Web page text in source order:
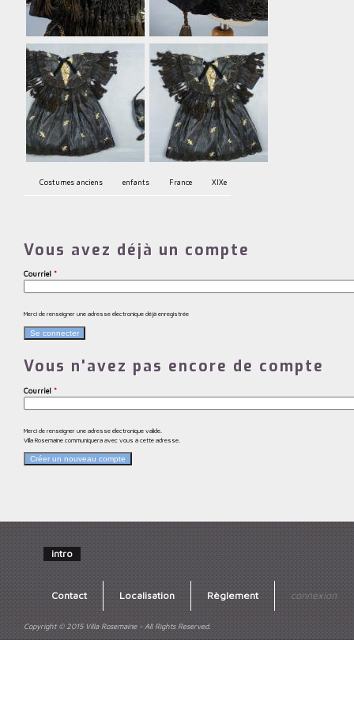
Costumes anciens enfants France XIXe
Vous avez déjà un compte
Courriel *
Merci de renseigner une adresse électronique déjà enregistrée
Vous n'avez pas encore de compte
Courriel *
Merci de renseigner une adresse électronique valide.
Villa Rosemaine communiquera avec vous à cette adresse.
intro
Contact Localisation Règlement connexion
Copyright © 2015 Villa Rosemaine - All Rights Reserved.